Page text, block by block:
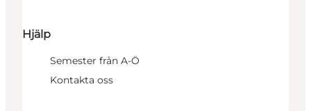
Hjälp
Semester från A-Ö
Kontakta oss